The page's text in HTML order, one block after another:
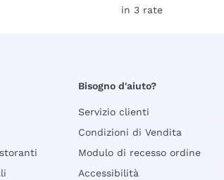
in 3 rate
Bisogno d'aiuto?
Servizio clienti
Condizioni di Vendita
Modulo di recesso ordine
Accessibilità